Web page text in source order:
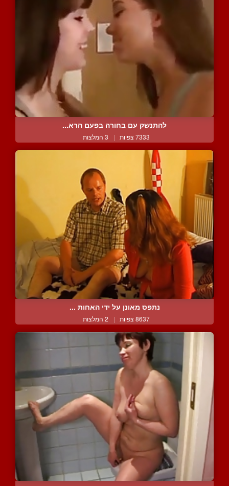
להתנשק עם בחורה בפעם הרא...
7333 צפיות | 3 המלצות
נתפס מאונן על ידי האחות ...
8637 צפיות | 2 המלצות